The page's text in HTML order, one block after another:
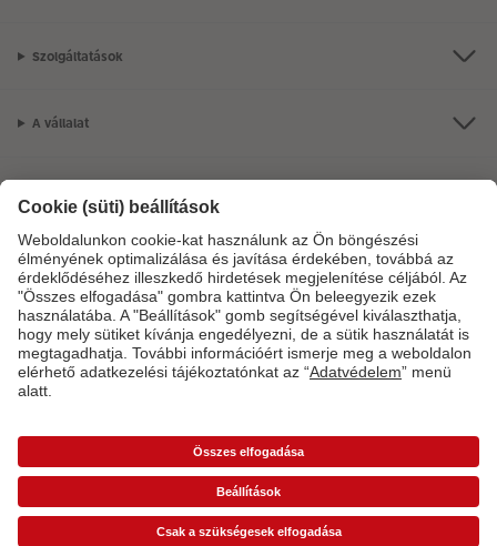
Szolgáltatások
A vállalat
CEWE Fotóvilág
Szolgáltatásainkkal vagy megrendelésével kapcsolatos kérdések esetén
06-1-451-1088Hétfő-vasárnap: 8:00–17:00 óráig.
*Az árak ajánlott fogyasztói árak és az ÁFÁ-t tartalmazzák, de nem tartalmazzák a